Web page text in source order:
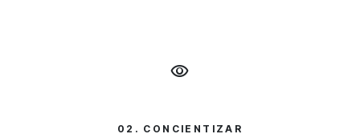
visibility
02. CONCIENTIZAR